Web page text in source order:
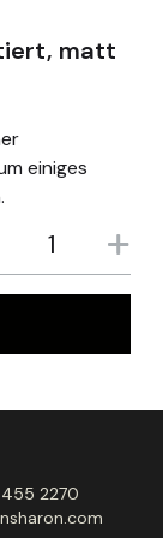
matt
einiges
2270